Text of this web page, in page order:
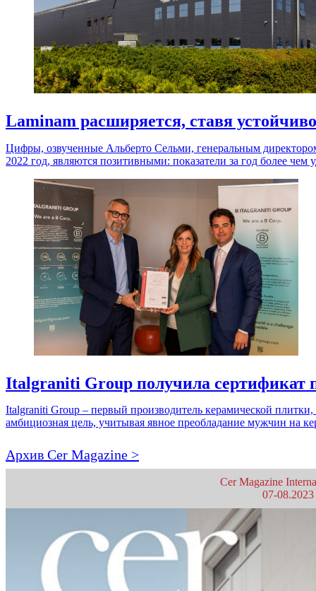
Laminam расширяется, ставя
Цифры, озвученные Альберто Сельми, генеральным
2022 год, являются позитивными: показатели за год более чем
Italgraniti Group получила сертификат
Italgraniti Group – первый производитель керамической
амбициозная цель, учитывая явное преобладание мужчин на
Архив Cer Magazine >
Cer Magazine
07-08.2023